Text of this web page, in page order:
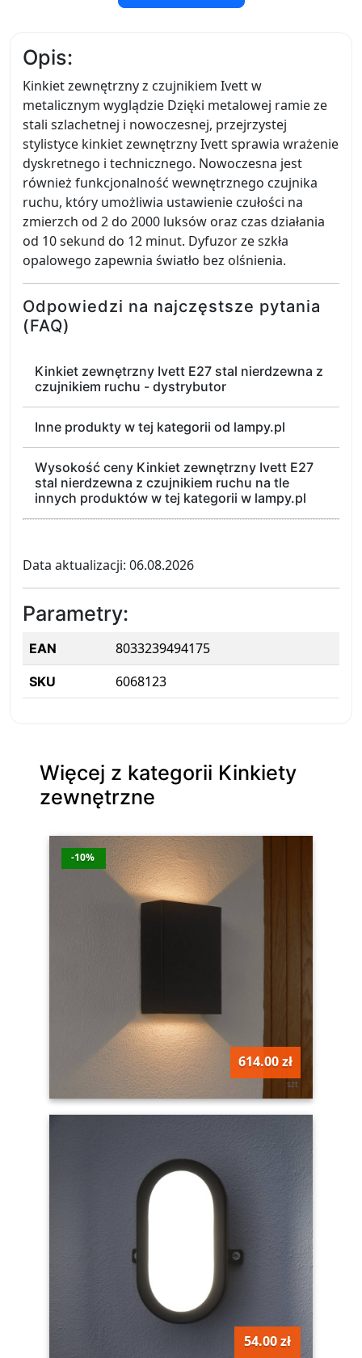
Opis:
Kinkiet zewnętrzny z czujnikiem Ivett w
metalicznym wyglądzie Dzięki metalowej ramie ze
stali szlachetnej i nowoczesnej, przejrzystej
stylistyce kinkiet zewnętrzny Ivett sprawia wrażenie
dyskretnego i technicznego. Nowoczesna jest
również funkcjonalność wewnętrznego czujnika
ruchu, który umożliwia ustawienie czułości na
zmierzch od 2 do 2000 luksów oraz czas działania
od 10 sekund do 12 minut. Dyfuzor ze szkła
opalowego zapewnia światło bez olśnienia.
Odpowiedzi na najczęstsze pytania
(FAQ)
Kinkiet zewnętrzny Ivett E27 stal nierdzewna z
czujnikiem ruchu - dystrybutor
Inne produkty w tej kategorii od lampy.pl
Wysokość ceny Kinkiet zewnętrzny Ivett E27
stal nierdzewna z czujnikiem ruchu na tle
innych produktów w tej kategorii w lampy.pl
Data aktualizacji: 06.08.2026
Parametry:
EAN 8033239494175
SKU 6068123
Więcej z kategorii Kinkiety
zewnętrzne
-10%
614.00 zł
szt
54.00 zł